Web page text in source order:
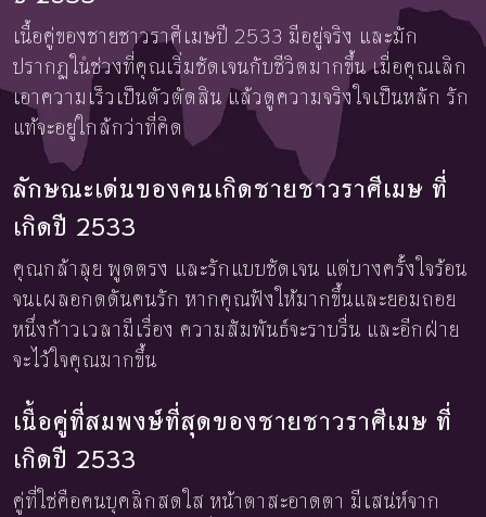
เนื้อคู่ของชายชาวราศีเมษปี 2533 มีอยู่จริง และมัก
ปรากฏในช่วงที่คุณเริ่มชัดเจนกับชีวิตมากขึ้น เมื่อคุณเลิก
เอาความเร็วเป็นตัวตัดสิน แล้วดูความจริงใจเป็นหลัก รัก
แท้จะอยู่ใกล้กว่าที่คิด
ลักษณะเด่นของคนเกิดชายชาวราศีเมษ ที่
เกิดปี 2533
คุณกล้าลุย พูดตรง และรักแบบชัดเจน แต่บางครั้งใจร้อน
จนเผลอกดดันคนรัก หากคุณฟังให้มากขึ้นและยอมถอย
หนึ่งก้าวเวลามีเรื่อง ความสัมพันธ์จะราบรื่น และอีกฝ่าย
จะไว้ใจคุณมากขึ้น
เนื้อคู่ที่สมพงษ์ที่สุดของชายชาวราศีเมษ ที่
เกิดปี 2533
คู่ที่ใช่คือคนบุคลิกสดใส หน้าตาสะอาดตา มีเสน่ห์จาก